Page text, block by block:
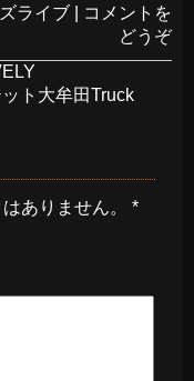
ライブ
コメントを
どうぞ
ト大牟田Truck
ありません。
*